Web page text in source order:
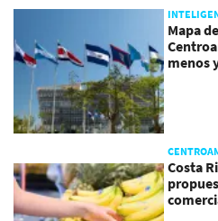
Mapa
menos
Costa